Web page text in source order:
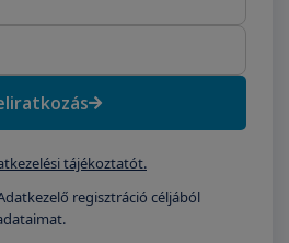
tájékoztatót.
regisztráció céljából